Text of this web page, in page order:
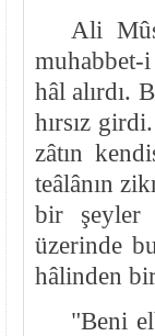
Ali
muhabbet-
hâl alırdı.
hırsız
zâtın
teâlânın
bir şeyler
üzerinde
hâlinden bir
"Beni